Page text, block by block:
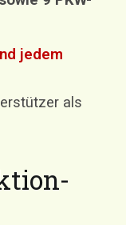
jedem
als